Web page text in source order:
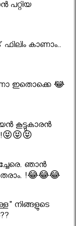
പറ്റിയ
കാണാം..
ഇതൊക്കെ 😂
കൂട്ടുകാരൻ
ഞാൻ
തരാം. !😂😂😂
നിങ്ങളുടെ